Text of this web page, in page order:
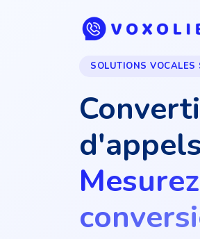
SOLUTIONS